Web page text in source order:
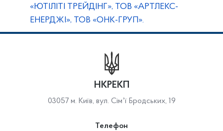
«ЮТІЛІТІ ТРЕЙДІНГ», ТОВ «АРТЛЕКС-
ЕНЕРДЖІ», ТОВ «ОНК-ГРУП».
НКРЕКП
03057 м. Київ, вул. Сімʼї Бродських, 19
Телефон